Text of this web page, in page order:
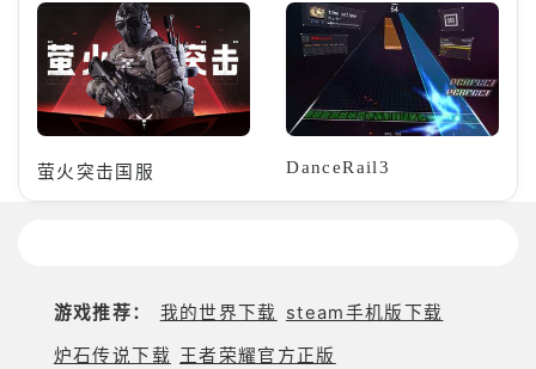
萤火突击国服 DanceRail3
游戏推荐： 我的世界下载 steam手机版下载
炉石传说下载 王者荣耀官方正版